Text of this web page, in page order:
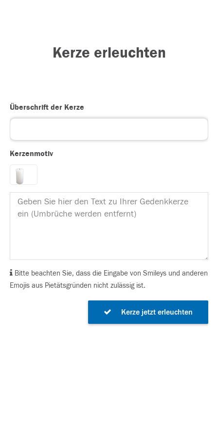
Kerze erleuchten
Überschrift der Kerze
Kerzenmotiv
Bitte beachten Sie, dass die Eingabe von Smileys und anderen
Emojis aus Pietätsgründen nicht zulässig ist.
Kerze jetzt erleuchten